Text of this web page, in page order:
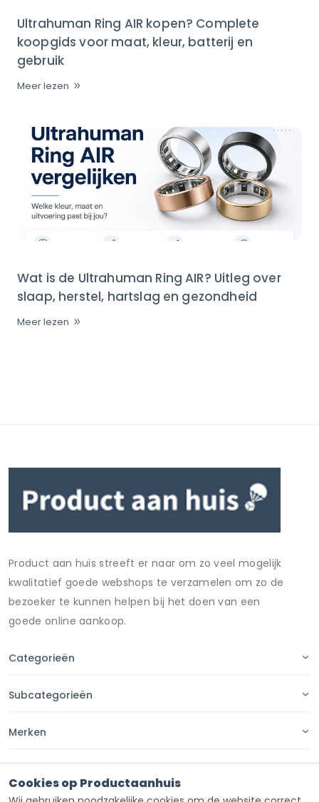
Ultrahuman Ring AIR kopen? Complete
koopgids voor maat, kleur, batterij en
gebruik
Meer lezen
Wat is de Ultrahuman Ring AIR? Uitleg over
slaap, herstel, hartslag en gezondheid
Meer lezen
Product aan huis streeft er naar om zo veel mogelijk
kwalitatief goede webshops te verzamelen om zo de
bezoeker te kunnen helpen bij het doen van een
goede online aankoop.
Categorieën
Subcategorieën
Merken
Cookies op Productaanhuis